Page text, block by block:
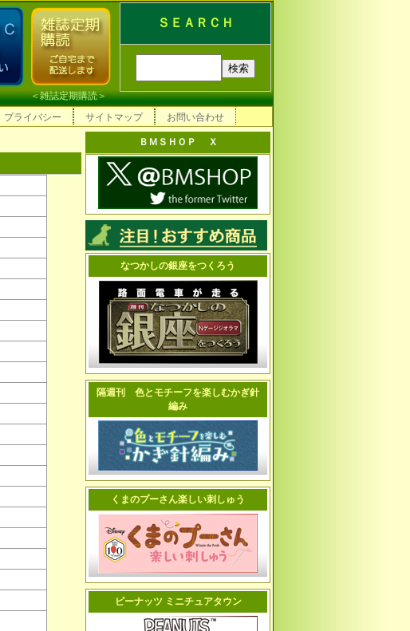
ＳＥＡＲＣＨ
＜雑誌定期購読＞
プライバシー サイトマップ お問い合わせ
ＢＭＳＨＯＰ Ｘ
なつかしの銀座をつくろう
隔週刊 色とモチーフを楽しむかぎ針
編み
くまのプーさん楽しい刺しゅう
ピーナッツ ミニチュアタウン